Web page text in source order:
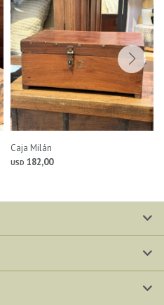
Caja Milán
USD 182,00